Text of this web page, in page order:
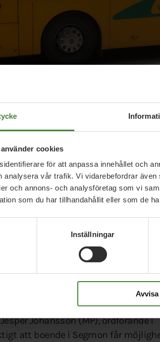
cookies
för att anpassa innehållet och
analysera vår trafik. Vi vidarebefordrar
och annons- och analysföretag som vi
som du har tillhandahållit eller som de
Inställningar
Avvisa
beslut om justeringar i
800 att stanna i Segmon på
tur som ankommer Karlstad
som börjar jobba i Karlstad vid
förändring. Från 17 augusti blir
Karlstad 06.23, och istället blir
Stockholms-tåget anropsstyrd.
förändringarna nu, och inte
Johansson (MP), ordförande i
att boende i Segmon får